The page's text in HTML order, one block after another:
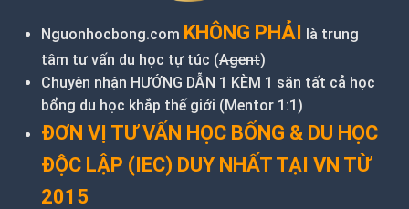
Nguonhocbong.com KHÔNG PHẢI là trung
tâm tư vấn du học tự túc (Agent)
Chuyên nhận HƯỚNG DẪN 1 KÈM 1 săn tất cả học
bổng du học khắp thế giới (Mentor 1:1)
ĐƠN VỊ TƯ VẤN HỌC BỔNG & DU HỌC
ĐỘC LẬP (IEC) DUY NHẤT TẠI VN TỪ
2015